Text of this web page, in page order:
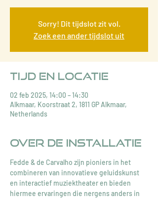
Sorry! Dit tijdslot zit vol.
Zoek een ander tijdslot uit
Tijd en locatie
02 feb 2025, 14:00 – 14:30
Alkmaar, Koorstraat 2, 1811 GP Alkmaar,
Netherlands
Over de installatie
Fedde & de Carvalho zijn pioniers in het
combineren van innovatieve geluidskunst
en interactief muziektheater en bieden
hiermee ervaringen die nergens anders in